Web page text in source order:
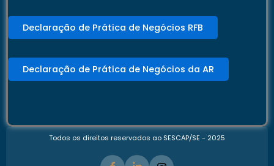
Declaração de Prática de Negócios RFB
Declaração de Prática de Negócios da AR
Todos os direitos reservados ao SESCAP/SE - 2025